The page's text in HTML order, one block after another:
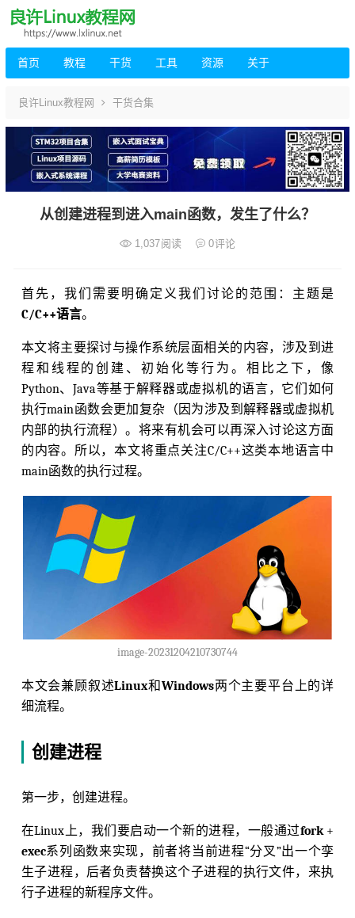
首页 教程 干货 工具 资源 关于
良许Linux教程网 干货合集
从创建进程到进入main函数，发生了什么？
1,037阅读 0评论
首先，我们需要明确定义我们讨论的范围：主题是
C/C++语言。
本文将主要探讨与操作系统层面相关的内容，涉及到进
程和线程的创建、初始化等行为。相比之下，像
Python、Java等基于解释器或虚拟机的语言，它们如何
执行main函数会更加复杂（因为涉及到解释器或虚拟机
内部的执行流程）。将来有机会可以再深入讨论这方面
的内容。所以，本文将重点关注C/C++这类本地语言中
main函数的执行过程。
image-20231204210730744
本文会兼顾叙述Linux和Windows两个主要平台上的详
细流程。
创建进程
第一步，创建进程。
在Linux上，我们要启动一个新的进程，一般通过fork+
exec系列函数来实现，前者将当前进程“分叉”出一个孪
生子进程，后者负责替换这个子进程的执行文件，来执
行子进程的新程序文件。